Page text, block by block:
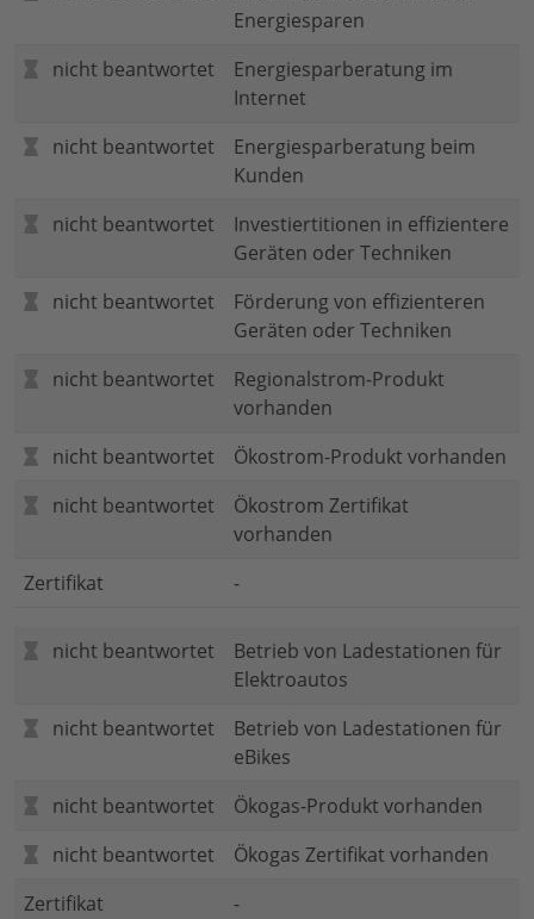
Energiesparen
nicht beantwortet
Energiesparberatung im
Internet
nicht beantwortet
Energiesparberatung beim
Kunden
nicht beantwortet
Investiertitionen in effizientere
Geräten oder Techniken
nicht beantwortet
Förderung von effizienteren
Geräten oder Techniken
nicht beantwortet
Regionalstrom-Produkt
vorhanden
nicht beantwortet
Ökostrom-Produkt vorhanden
nicht beantwortet
Ökostrom Zertifikat
vorhanden
Zertifikat
-
nicht beantwortet
Betrieb von Ladestationen für
Elektroautos
nicht beantwortet
Betrieb von Ladestationen für
eBikes
nicht beantwortet
Ökogas-Produkt vorhanden
nicht beantwortet
Ökogas Zertifikat vorhanden
Zertifikat
-